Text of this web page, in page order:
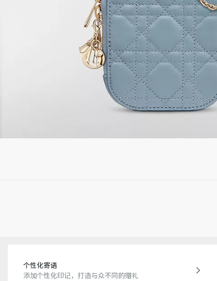
个性化寄语
添加个性化印记，打造与众不同的赠礼